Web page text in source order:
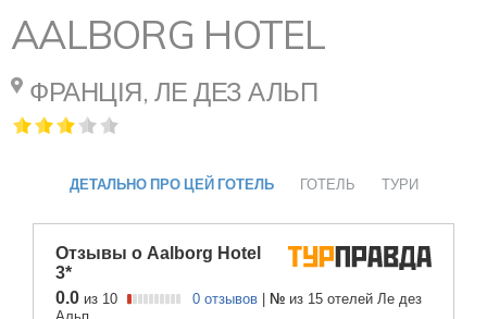
AALBORG HOTEL
ФРАНЦІЯ, ЛЕ ДЕЗ АЛЬП
ДЕТАЛЬНО ПРО ЦЕЙ ГОТЕЛЬ ГОТЕЛЬ ТУРИ